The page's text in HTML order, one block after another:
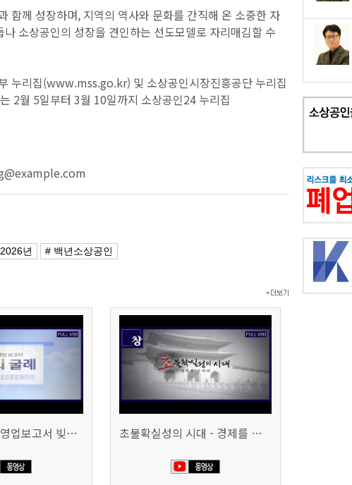
함께 성장하며, 지역의 역사와 문화를 간직해 온 소중한 자
소상공인의 성장을 견인하는 선도모델로 자리매김할 수
누리집(www.mss.go.kr) 및 소상공인시장진흥공단 누리집
2월 5일부터 3월 10일까지 소상공인24 누리집
년 # 백년소상공인
시사기획창, 자영업보고서 빚의 굴레 507회 (KBS 25.6.10) 초불확실성의 시대 - 경제를 구하라 494회 (KBS 25.2.11)